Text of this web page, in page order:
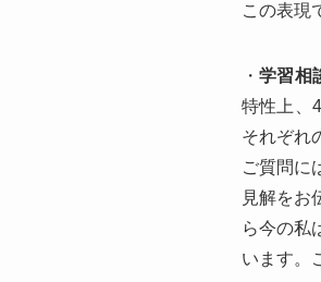
この表現
・学習相
特性上、
それぞれ
ご質問に
見解をお
ら今の私
います。